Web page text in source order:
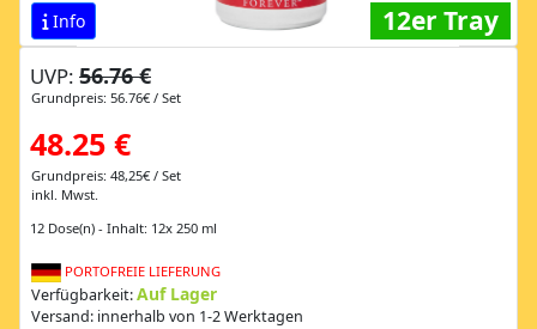
Info 12er Tray
UVP: 56.76 €
Grundpreis: 56.76€ / Set
48.25 €
Grundpreis: 48,25€ / Set
inkl. Mwst.
12 Dose(n) - Inhalt: 12x 250 ml
PORTOFREIE LIEFERUNG
Verfügbarkeit:Auf Lager
Versand: innerhalb von 1-2 Werktagen